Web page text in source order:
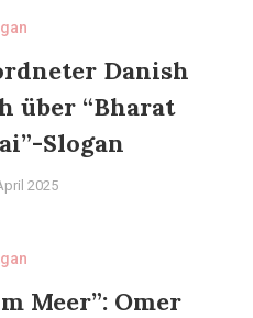
Danish
über “Bharat
Slogan
2025
Meer”: Omer